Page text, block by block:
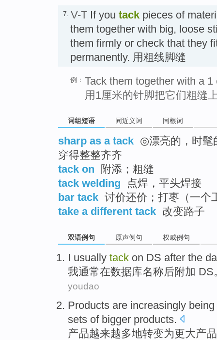
7. V-T If you tack pieces of
them together with big, loose
them firmly or check that they
permanently. 用粗线脚缝
例： Tack them together with a 1
用1厘米的针脚把它们粗缝
词组短语 同近义词 同根词
sharp as a tack ◎漂亮的，时
穿得整整齐齐
tack on
附添；粗缝
tack welding
点焊，平头焊接
bar tack 讨价还价；打枣（一个
take a different tack 改变路子
双语例句 原声例句 权威例句
I usually tack on DS after the
我通常在数据库名称后附加 DS
youdao
Products are increasingly
sets of bigger products.
产品越来越多地转变为更大产品